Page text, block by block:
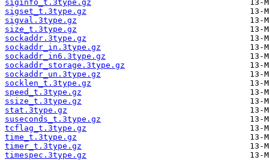
siginfo_t.3type.gz
sigset_t.3type.gz
sigval.3type.gz
size_t.3type.gz
sockaddr.3type.gz
sockaddr_in.3type.gz
sockaddr_in6.3type.gz
sockaddr_storage.3type.gz
sockaddr_un.3type.gz
socklen_t.3type.gz
speed_t.3type.gz
ssize_t.3type.gz
stat.3type.gz
suseconds_t.3type.gz
tcflag_t.3type.gz
time_t.3type.gz
timer_t.3type.gz
timespec.3type.gz